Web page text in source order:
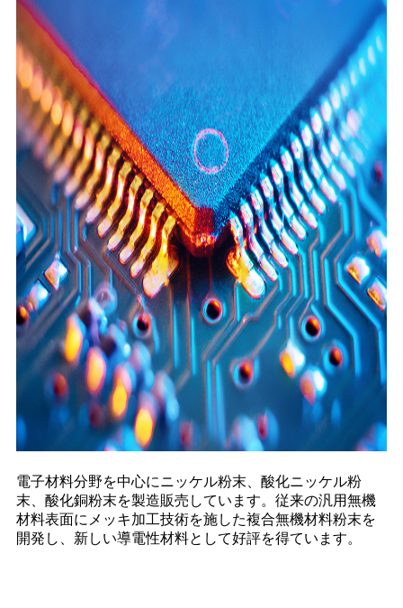
採用情報
電子材料分野を中心にニッケル粉末、酸化ニッケル粉
末、酸化銅粉末を製造販売しています。従来の汎用無機
材料表面にメッキ加工技術を施した複合無機材料粉末を
開発し、新しい導電性材料として好評を得ています。